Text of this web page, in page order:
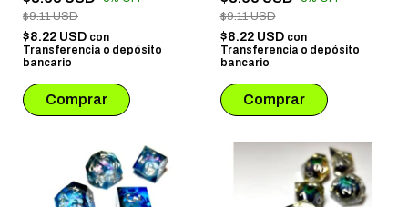
$9.11 USD
$8.22 USD con
Transferencia o depósito
bancario
$9.11 USD
$8.22 USD con
Transferencia o depósito
bancario